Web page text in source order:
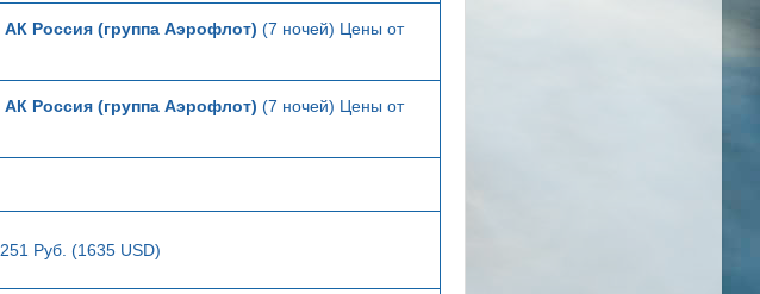
АК Россия (группа Аэрофлот) (7 ночей) Цены от
АК Россия (группа Аэрофлот) (7 ночей) Цены от
Руб. (1635 USD)